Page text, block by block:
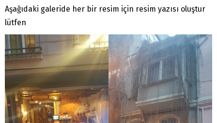
Aşağıdaki galeride her bir resim için resim yazısı oluştur
lütfen